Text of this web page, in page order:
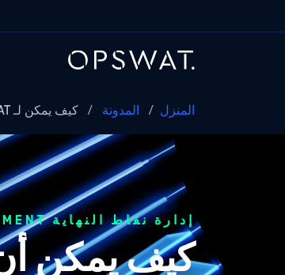
المنزل / المدونة / كيف يمكن لـ OPSWAT المساعدة في اكتشاف ومنع حدوث...
إدارة نقاط النهاية ENDPOINT MANAGEMENT